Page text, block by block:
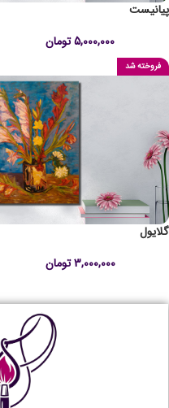
پیانیست
5,000,000تومان
فروخته شد
گلایول
3,000,000 تومان